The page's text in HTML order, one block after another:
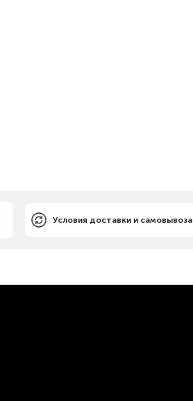
Условия доставки и самовывоза